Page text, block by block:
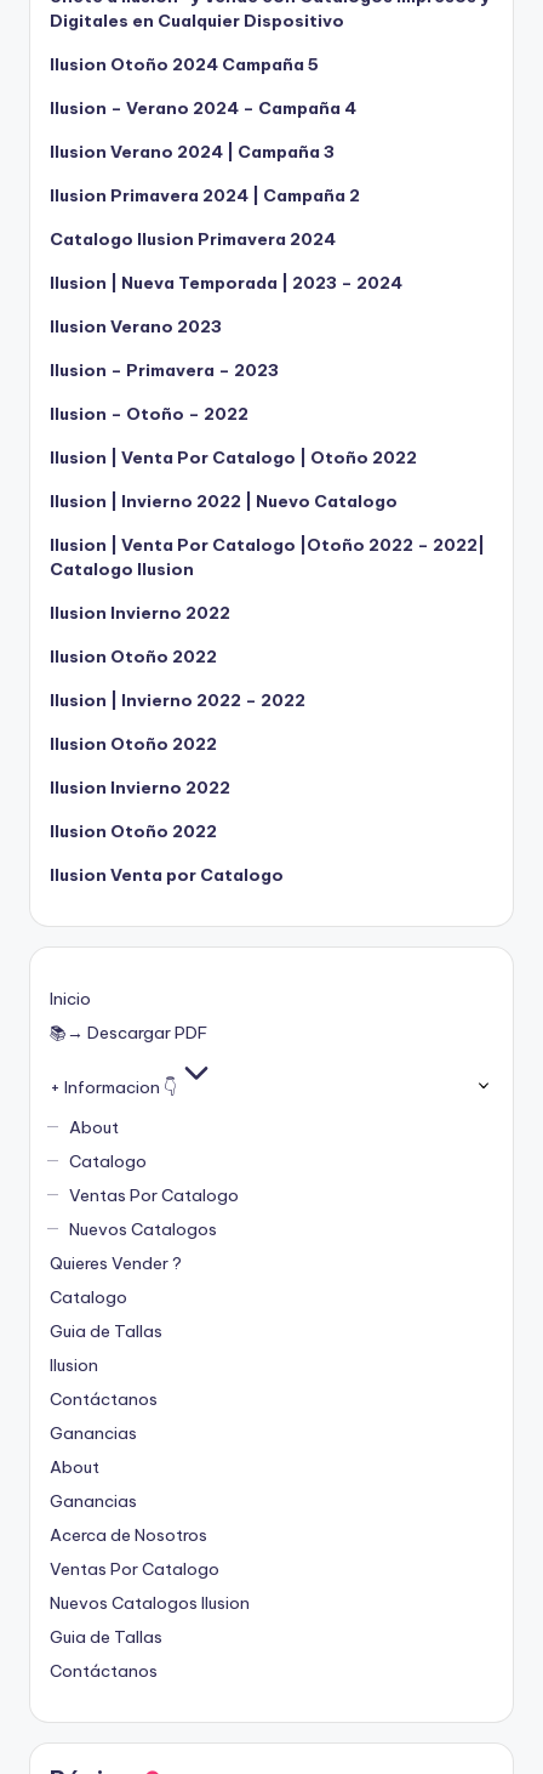
Digitales en Cualquier Dispositivo
Ilusion Otoño 2024 Campaña 5
Ilusion – Verano 2024 – Campaña 4
Ilusion Verano 2024 | Campaña 3
Ilusion Primavera 2024 | Campaña 2
Catalogo Ilusion Primavera 2024
Ilusion | Nueva Temporada | 2023 – 2024
Ilusion Verano 2023
Ilusion – Primavera – 2023
Ilusion – Otoño – 2022
Ilusion | Venta Por Catalogo | Otoño 2022
Ilusion | Invierno 2022 | Nuevo Catalogo
Ilusion | Venta Por Catalogo |Otoño 2022 – 2022|
Catalogo Ilusion
Ilusion Invierno 2022
Ilusion Otoño 2022
Ilusion | Invierno 2022 – 2022
Ilusion Otoño 2022
Ilusion Invierno 2022
Ilusion Otoño 2022
Ilusion Venta por Catalogo
Inicio
📚→ Descargar PDF
+ Informacion 👇
About
Catalogo
Ventas Por Catalogo
Nuevos Catalogos
Quieres Vender ?
Catalogo
Guia de Tallas
Ilusion
Contáctanos
Ganancias
About
Ganancias
Acerca de Nosotros
Ventas Por Catalogo
Nuevos Catalogos Ilusion
Guia de Tallas
Contáctanos